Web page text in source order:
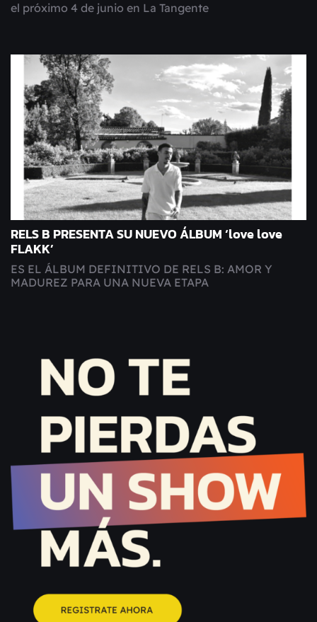
el próximo 4 de junio en La Tangente
RELS B PRESENTA SU NUEVO ÁLBUM ‘love love
FLAKK’
ES EL ÁLBUM DEFINITIVO DE RELS B: AMOR Y
MADUREZ PARA UNA NUEVA ETAPA